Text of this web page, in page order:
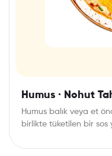
Humus · Nohut
Humus balık veya et
birlikte tüketilen bir sos